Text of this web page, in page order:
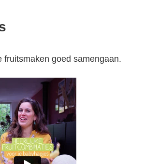
goed samengaan.